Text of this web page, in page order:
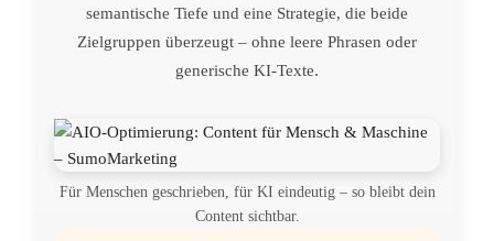
semantische Tiefe und eine Strategie, die beide
Zielgruppen überzeugt – ohne leere Phrasen oder
generische KI-Texte.
Für Menschen geschrieben, für KI eindeutig – so bleibt dein
Content sichtbar.